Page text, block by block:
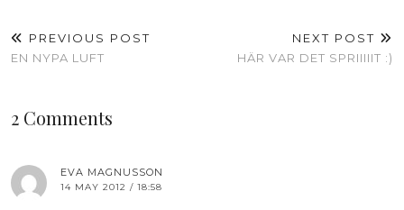
PREVIOUS POST
EN NYPA LUFT
NEXT POST
HÄR VAR DET SPRIIIIIT :)
2 Comments
EVA MAGNUSSON
14 MAY 2012 / 18:58